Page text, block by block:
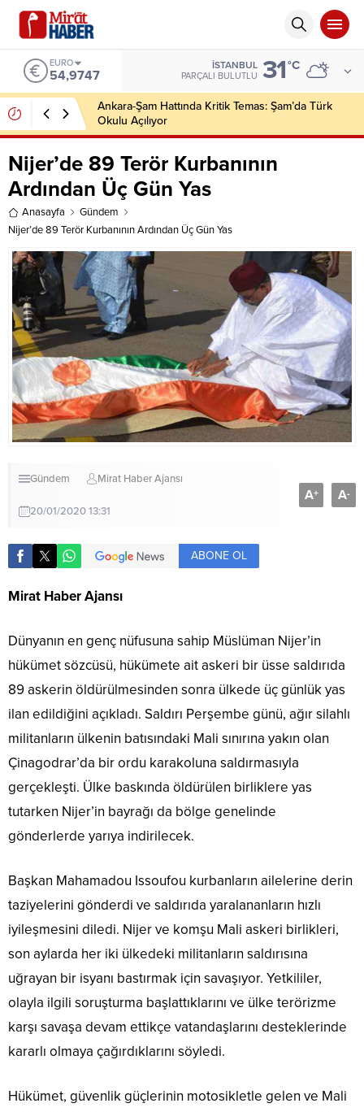
EURO
54,9747
İSTANBUL
PARÇALI BULUTLU 31°C
Ankara-Şam Hattında Kritik Temas: Şam’da Türk
Okulu Açılıyor
Nijer’de 89 Terör Kurbanının
Ardından Üç Gün Yas
Anasayfa
Gündem
Nijer’de 89 Terör Kurbanının Ardından Üç Gün Yas
Gündem Mirat Haber Ajansı
20/01/2020 13:31
A+ A-
ABONE OL
Mirat Haber Ajansı
Dünyanın en genç nüfusuna sahip Müslüman Nijer’in
hükümet sözcüsü, hükümete ait askeri bir üsse saldırıda
89 askerin öldürülmesinden sonra ülkede üç günlük yas
ilan edildiğini açıkladı. Saldırı Perşembe günü, ağır silahlı
militanların ülkenin batısındaki Mali sınırına yakın olan
Çinagodrar’da bir ordu karakoluna saldırmasıyla
gerçekleşti. Ülke baskında öldürülen birliklere yas
tutarken Nijer’in bayrağı da bölge genelinde
gönderlerde yarıya indirilecek.
Başkan Mahamadou Issoufou kurbanların ailelerine derin
taziyelerini gönderdi ve saldırıda yaralananların hızlı
iyileşmesini diledi. Nijer ve komşu Mali askeri birlikleri,
son aylarda her iki ülkedeki militanların saldırısına
uğrayan bir isyanı bastırmak için savaşıyor. Yetkililer,
olayla ilgili soruşturma başlattıklarını ve ülke terörizme
karşı savaşa devam ettikçe vatandaşlarını desteklerinde
kararlı olmaya çağırdıklarını söyledi.
Hükümet, güvenlik güçlerinin motosikletle gelen ve Mali